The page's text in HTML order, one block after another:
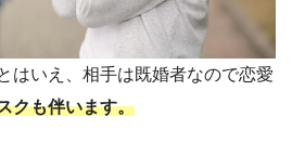
はいえ、相手は既婚者なので恋愛
クも伴います。